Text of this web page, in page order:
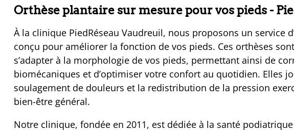
Orthèse plantaire sur mesure pour vos pieds -
À la clinique PiedRéseau Vaudreuil, nous proposons un service
conçu pour améliorer la fonction de vos pieds. Ces orthèses
s’adapter à la morphologie de vos pieds, permettant ainsi de
biomécaniques et d’optimiser votre confort au quotidien. Elles
soulagement de douleurs et la redistribution de la pression
bien-être général.
Notre clinique, fondée en 2011, est dédiée à la santé